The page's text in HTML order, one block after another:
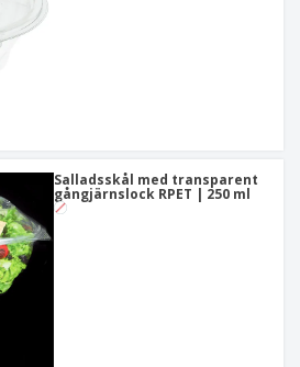
Salladsskål med transparent
gångjärnslock RPET | 250 ml